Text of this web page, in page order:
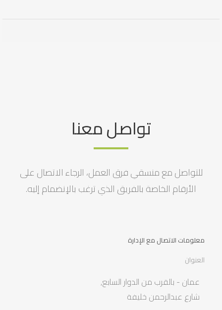
تواصل معنا
للتواصل مع منسقي فرق العمل، الرجاء الاتصال على
الأرقام الخاصة بالفريق الذي ترغب بالإنضمام إليه.
معلومات الاتصال مع الإدارة
العنوان
عمان - بالقرب من الدوار السابع,
شارع عبدالرحمن خليفة